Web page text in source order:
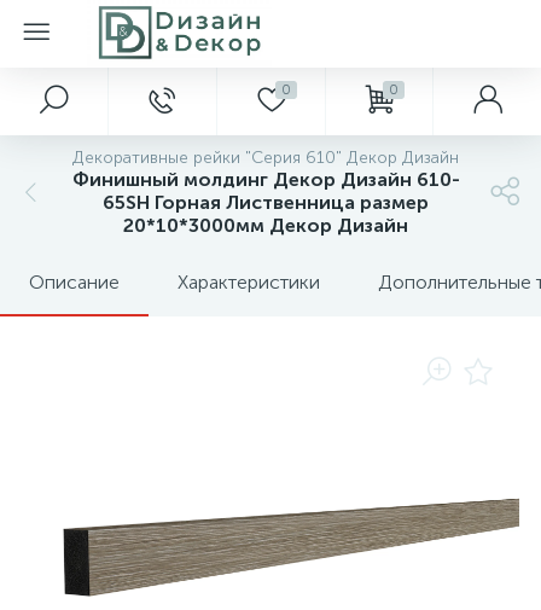
0 0
Декоративные рейки "Серия 610" Декор Дизайн
Финишный молдинг Декор Дизайн 610-
65SH Горная Лиственница размер
20*10*3000мм Декор Дизайн
Описание Характеристики Дополнительные